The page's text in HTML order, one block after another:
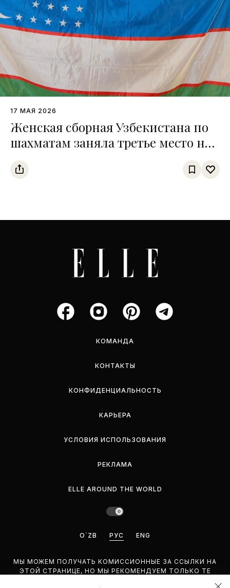
17 МАЯ 2026
Женская сборная Узбекистана по
шахматам заняла третье место на
чемпионате среди тюркских
государств
КОМАНДА
КОНТАКТЫ
КОНФИДЕНЦИАЛЬНОСТЬ
КАРЬЕРА
УСЛОВИЯ ИСПОЛЬЗОВАНИЯ
РЕКЛАМА
ELLE AROUND THE WORLD
O`ZB РУС ENG
МЫ МОЖЕМ ПОЛУЧАТЬ КОМИССИОННЫЕ ЗА ССЫЛКИ НА
ЭТОЙ СТРАНИЦЕ, НО МЫ РЕКОМЕНДУЕМ ТОЛЬКО ТЕ